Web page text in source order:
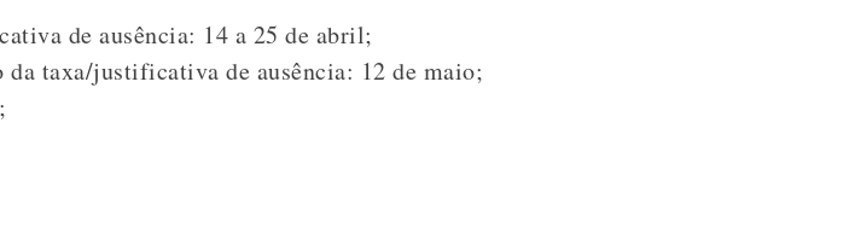
de ausência: 14 a 25 de abril;
da taxa/justificativa de ausência: 12 de maio;